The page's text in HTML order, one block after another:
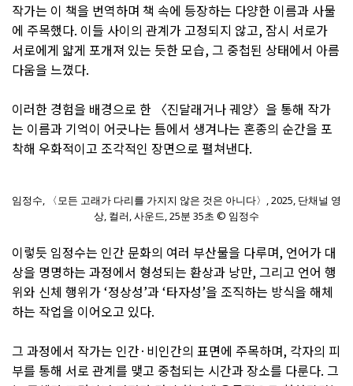
작가는 이 책을 번역하며 책 속에 등장하는 다양한 이름과 사물
에 주목했다. 이들 사이의 관계가 고정되지 않고, 잠시 서로가
서로에게 얇게 포개져 있는 듯한 모습, 그 중첩된 상태에서 아름
다움을 느꼈다.
이러한 경험을 배경으로 한 〈진달래거나 궤양〉을 통해 작가
는 이름과 기억이 어긋나는 틈에서 생겨나는 혼종의 순간을 포
착해 우화적이고 조각적인 장면으로 펼쳐낸다.
임정수, 〈모든 고래가 다리를 가지지 않은 것은 아니다〉, 2025, 단채널 영
상, 컬러, 사운드, 25분 35초 © 임정수
이렇듯 임정수는 인간 문화의 여러 부산물을 다루며, 언어가 대
상을 명명하는 과정에서 형성되는 환상과 낭만, 그리고 언어 행
위와 신체 행위가 ‘정상성’과 ‘타자성’을 조직하는 방식을 해체
하는 작업을 이어오고 있다.
그 과정에서 작가는 인간·비인간의 표면에 주목하며, 각자의 피
부를 통해 서로 관계를 맺고 중첩되는 시간과 장소를 다룬다. 그